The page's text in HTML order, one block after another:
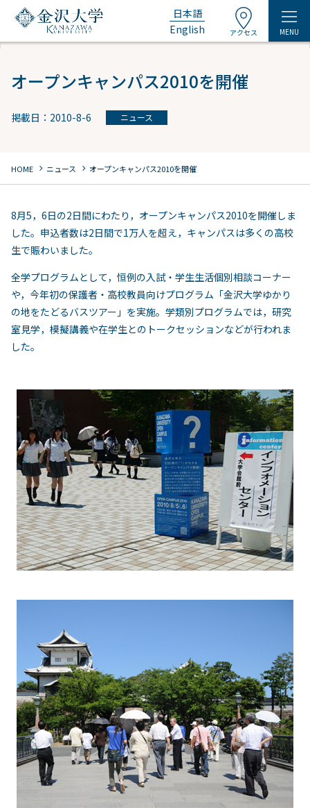
日本語
English
アクセス MENU
オープンキャンパス2010を開催
掲載日：2010-8-6 ニュース
HOME chevron_right ニュース chevron_right オープンキャンパス2010を開催
8月5，6日の2日間にわたり，オープンキャンパス2010を開催しま
した。申込者数は2日間で1万人を超え，キャンパスは多くの高校
生で賑わいました。
全学プログラムとして，恒例の入試・学生生活個別相談コーナー
や，今年初の保護者・高校教員向けプログラム「金沢大学ゆかり
の地をたどるバスツアー」を実施。学類別プログラムでは，研究
室見学，模擬講義や在学生とのトークセッションなどが行われま
した。